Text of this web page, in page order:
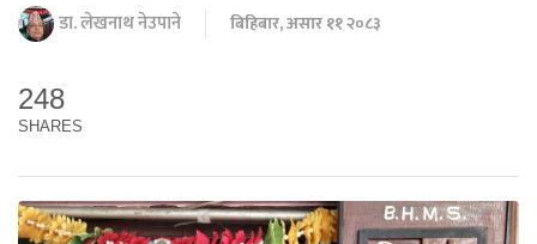
डा. लेखनाथ नेउपाने बिहिबार, असार ११ २०८३
248
SHARES